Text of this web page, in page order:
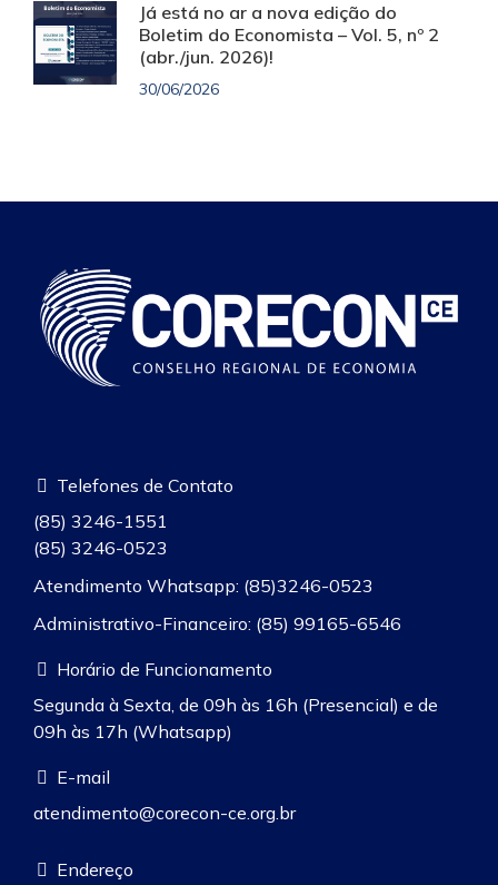
Já está no ar a nova edição do
Boletim do Economista – Vol. 5, nº 2
(abr./jun. 2026)!
30/06/2026
Telefones de Contato
(85) 3246-1551
(85) 3246-0523
Atendimento Whatsapp: (85)3246-0523
Administrativo-Financeiro: (85) 99165-6546
Horário de Funcionamento
Segunda à Sexta, de 09h às 16h (Presencial) e de
09h às 17h (Whatsapp)
E-mail
atendimento@corecon-ce.org.br
Endereço